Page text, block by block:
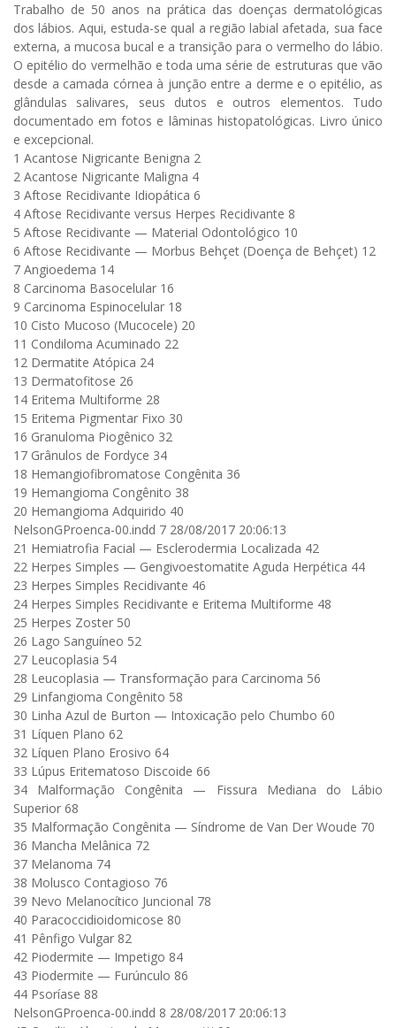
Trabalho de 50 anos na prática das doenças dermatológicas
dos lábios. Aqui, estuda-se qual a região labial afetada, sua face
externa, a mucosa bucal e a transição para o vermelho do lábio.
O epitélio do vermelhão e toda uma série de estruturas que vão
desde a camada córnea à junção entre a derme e o epitélio, as
glândulas salivares, seus dutos e outros elementos. Tudo
documentado em fotos e lâminas histopatológicas. Livro único
e excepcional.
1 Acantose Nigricante Benigna 2
2 Acantose Nigricante Maligna 4
3 Aftose Recidivante Idiopática 6
4 Aftose Recidivante versus Herpes Recidivante 8
5 Aftose Recidivante — Material Odontológico 10
6 Aftose Recidivante — Morbus Behçet (Doença de Behçet) 12
7 Angioedema 14
8 Carcinoma Basocelular 16
9 Carcinoma Espinocelular 18
10 Cisto Mucoso (Mucocele) 20
11 Condiloma Acuminado 22
12 Dermatite Atópica 24
13 Dermatofitose 26
14 Eritema Multiforme 28
15 Eritema Pigmentar Fixo 30
16 Granuloma Piogênico 32
17 Grânulos de Fordyce 34
18 Hemangiofibromatose Congênita 36
19 Hemangioma Congênito 38
20 Hemangioma Adquirido 40
NelsonGProenca-00.indd 7 28/08/2017 20:06:13
21 Hemiatrofia Facial — Esclerodermia Localizada 42
22 Herpes Simples — Gengivoestomatite Aguda Herpética 44
23 Herpes Simples Recidivante 46
24 Herpes Simples Recidivante e Eritema Multiforme 48
25 Herpes Zoster 50
26 Lago Sanguíneo 52
27 Leucoplasia 54
28 Leucoplasia — Transformação para Carcinoma 56
29 Linfangioma Congênito 58
30 Linha Azul de Burton — Intoxicação pelo Chumbo 60
31 Líquen Plano 62
32 Líquen Plano Erosivo 64
33 Lúpus Eritematoso Discoide 66
34 Malformação Congênita — Fissura Mediana do Lábio
Superior 68
35 Malformação Congênita — Síndrome de Van Der Woude 70
36 Mancha Melânica 72
37 Melanoma 74
38 Molusco Contagioso 76
39 Nevo Melanocítico Juncional 78
40 Paracoccidioidomicose 80
41 Pênfigo Vulgar 82
42 Piodermite — Impetigo 84
43 Piodermite — Furúnculo 86
44 Psoríase 88
NelsonGProenca-00.indd 8 28/08/2017 20:06:13